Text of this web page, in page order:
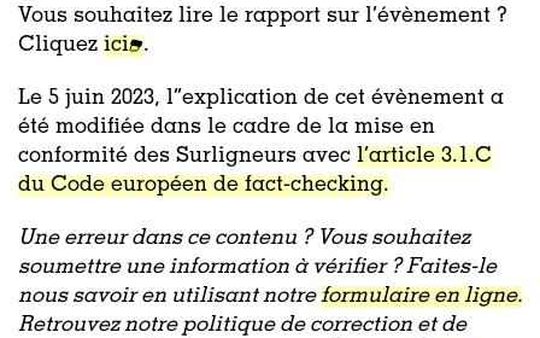
Vous souhaitez lire le rapport sur l’évènement ?
Cliquez ici .
Le 5 juin 2023, l’’explication de cet évènement a
été modifiée dans le cadre de la mise en
conformité des Surligneurs avec l’article 3.1.C
du Code européen de fact-checking.
Une erreur dans ce contenu ? Vous souhaitez
soumettre une information à vérifier ? Faites-le
nous savoir en utilisant notreformulaire en ligne.
Retrouvez notre politique de correction et de